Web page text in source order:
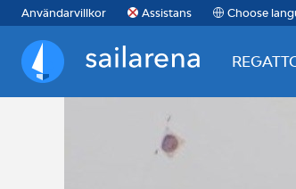
Användarvillkor Assistans Choose
Sailarena